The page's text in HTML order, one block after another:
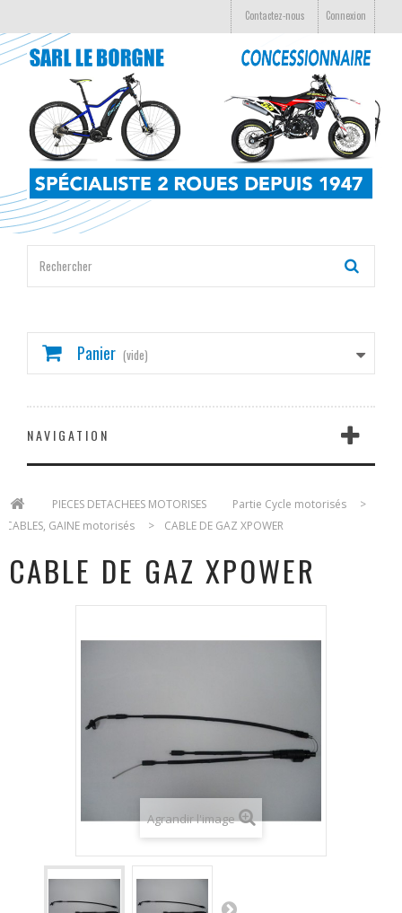
Connexion
Contactez-nous
Panier (vide)
NAVIGATION
PIECES DETACHEES MOTORISES Partie Cycle motorisés
>
CABLES, GAINE motorisés
> CABLE DE GAZ XPOWER
CABLE DE GAZ XPOWER
Agrandir l'image